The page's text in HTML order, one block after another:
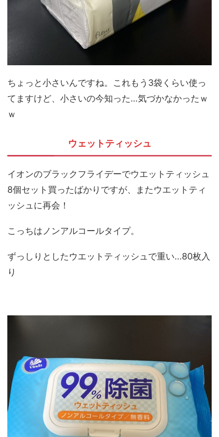
ちょっと小さいんですね。これもう3袋くらい使っ
てますけど、小さいの今知った…気づかなかったｗ
ｗ
ウェットティッシュ
イオンのブラックフライデーでウエットティッシュ
8個セット買ったばかりですが、またウエットティ
ッシュに再会！
こっちはノンアルコールタイプ。
ずっしりとしたウエットティッシュで重い...80枚入
り